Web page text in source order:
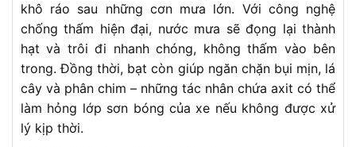
khô ráo sau những cơn mưa lớn. Với công nghệ
chống thấm hiện đại, nước mưa sẽ đọng lại thành
hạt và trôi đi nhanh chóng, không thấm vào bên
trong. Đồng thời, bạt còn giúp ngăn chặn bụi mịn, lá
cây và phân chim – những tác nhân chứa axit có thể
làm hỏng lớp sơn bóng của xe nếu không được xử
lý kịp thời.